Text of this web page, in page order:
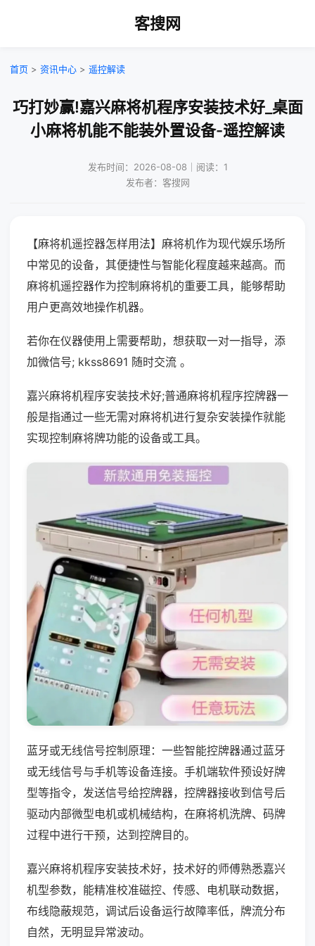
客搜网
首页 > 资讯中心 > 遥控解读
巧打妙赢!嘉兴麻将机程序安装技术好_桌面
小麻将机能不能装外置设备-遥控解读
发布时间：2026-08-08｜阅读：1
发布者：客搜网
【麻将机遥控器怎样用法】麻将机作为现代娱乐场所
中常见的设备，其便捷性与智能化程度越来越高。而
麻将机遥控器作为控制麻将机的重要工具，能够帮助
用户更高效地操作机器。
若你在仪器使用上需要帮助，想获取一对一指导，添
加微信号; kkss8691 随时交流 。
嘉兴麻将机程序安装技术好;普通麻将机程序控牌器一
般是指通过一些无需对麻将机进行复杂安装操作就能
实现控制麻将牌功能的设备或工具。
蓝牙或无线信号控制原理：一些智能控牌器通过蓝牙
或无线信号与手机等设备连接。手机端软件预设好牌
型等指令，发送信号给控牌器，控牌器接收到信号后
驱动内部微型电机或机械结构，在麻将机洗牌、码牌
过程中进行干预，达到控牌目的。
嘉兴麻将机程序安装技术好，技术好的师傅熟悉嘉兴
机型参数，能精准校准磁控、传感、电机联动数据，
布线隐蔽规范，调试后设备运行故障率低，牌流分布
自然，无明显异常波动。